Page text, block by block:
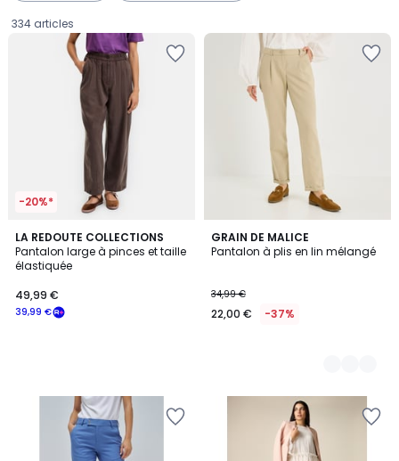
334 articles
-20%*
LA REDOUTE COLLECTIONS
Pantalon large à pinces et taille
élastiquée
€
souscrivez
39,99 €
49,99 €
GRAIN DE MALICE
Pantalon à plis en lin mélangé
34,99 €
22,00 € -37%
2
Couleurs